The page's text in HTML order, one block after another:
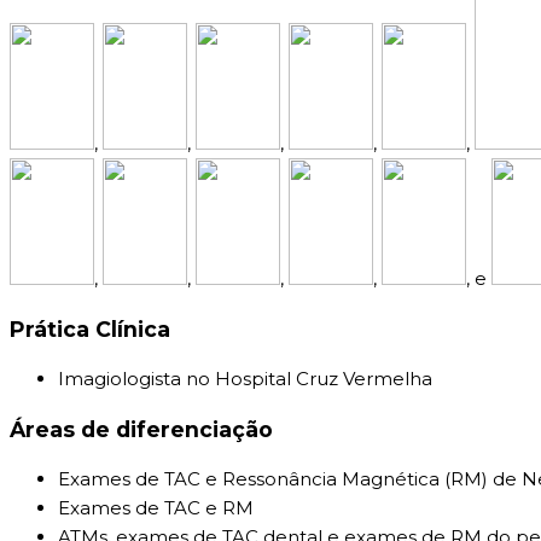
, , , , ,
, , , , , e
Prática Clínica
Imagiologista no Hospital Cruz Vermelha
Áreas de diferenciação
Exames de TAC e Ressonância Magnética (RM) de
Exames de TAC e RM